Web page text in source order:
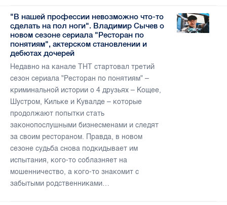
"В нашей профессии невозможно что-то
сделать на пол ноги". Владимир Сычев о
новом сезоне сериала "Ресторан по
понятиям", актерском становлении и
дебютах дочерей
Недавно на канале ТНТ стартовал третий
сезон сериала "Ресторан по понятиям" –
криминальной истории о 4 друзьях – Кощее,
Шустром, Кильке и Кувалде – которые
продолжают попытки стать
законопослушными бизнесменами и следят
за своим рестораном. Правда, в новом
сезоне судьба снова подкидывает им
испытания, кого-то соблазняет на
мошенничество, а кого-то знакомит с
забытыми родственниками…